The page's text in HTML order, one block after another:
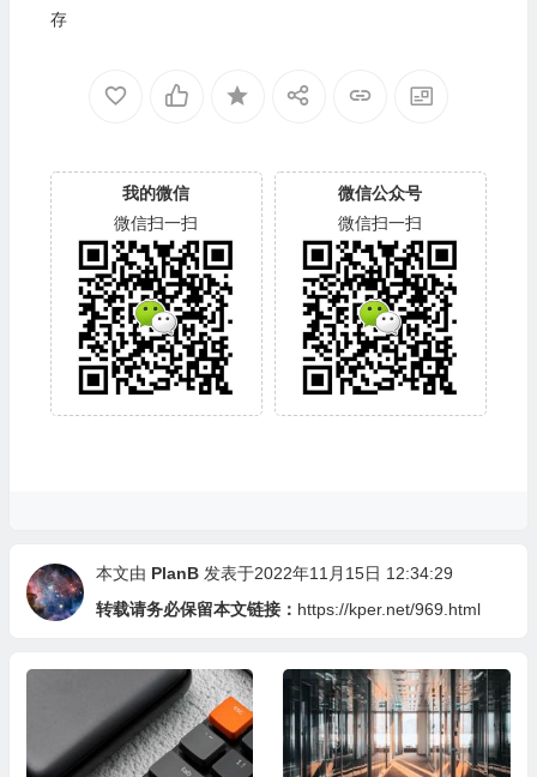
存
我的微信
微信扫一扫
微信公众号
微信扫一扫
本文由 PlanB 发表于2022年11月15日 12:34:29
转载请务必保留本文链接： https://kper.net/969.html